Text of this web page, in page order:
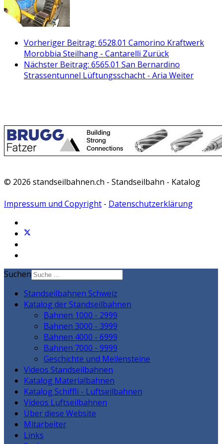
Vorheriger Beitrag: 6528.01 Camorino Kraftwerk
Morobbia Steilhang - Cantarelli Zurück
Nächster Beitrag: 6565.01 San Bernardino
Strassentunnel Lüftungsschacht - Aria Weiter
© 2026 standseilbahnen.ch - Standseilbahn - Katalog
Impressum und Copyright - Datenschutzerklärung
Suchen
Standseilbahnen Schweiz
Katalog der Standseilbahnen
Bahnen 1000 - 2999
Bahnen 3000 - 3999
Bahnen 4000 - 6999
Bahnen 7000 - 9999
Geschichte und Meilensteine
Videos Standseilbahnen
Katalog Materialbahnen
Katalog Schiffli - Luftseilbahnen
Videos Luftseilbahnen
Über diese Website
Mitarbeiter
Links